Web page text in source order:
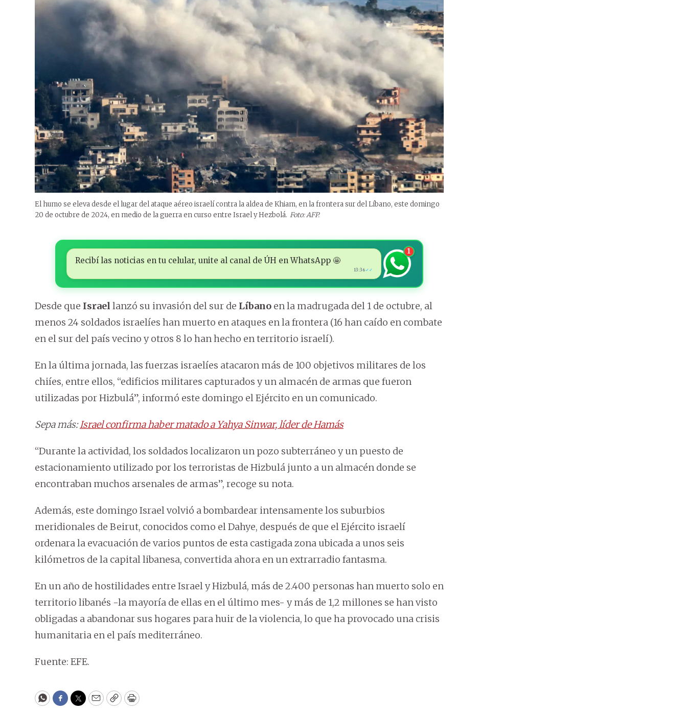
El humo se eleva desde el lugar del ataque aéreo israelí contra la aldea de Khiam, en la frontera sur del Líbano, este domingo
20 de octubre de 2024, en medio de la guerra en curso entre Israel y Hezbolá. Foto: AFP.
Recibí las noticias en tu celular, unite al canal de ÚH en WhatsApp 🤩
13:36 ✓✓
1
Desde que Israel lanzó su invasión del sur de Líbano en la madrugada del 1 de octubre, al
menos 24 soldados israelíes han muerto en ataques en la frontera (16 han caído en combate
en el sur del país vecino y otros 8 lo han hecho en territorio israelí).
En la última jornada, las fuerzas israelíes atacaron más de 100 objetivos militares de los
chiíes, entre ellos, “edificios militares capturados y un almacén de armas que fueron
utilizadas por Hizbulá”, informó este domingo el Ejército en un comunicado.
Sepa más:Israel confirma haber matado a Yahya Sinwar, líder de Hamás
“Durante la actividad, los soldados localizaron un pozo subterráneo y un puesto de
estacionamiento utilizado por los terroristas de Hizbulá junto a un almacén donde se
encontraban muchos arsenales de armas”, recoge su nota.
Además, este domingo Israel volvió a bombardear intensamente los suburbios
meridionales de Beirut, conocidos como el Dahye, después de que el Ejército israelí
ordenara la evacuación de varios puntos de esta castigada zona ubicada a unos seis
kilómetros de la capital libanesa, convertida ahora en un extrarradio fantasma.
En un año de hostilidades entre Israel y Hizbulá, más de 2.400 personas han muerto solo en
territorio libanés -la mayoría de ellas en el último mes- y más de 1,2 millones se han visto
obligadas a abandonar sus hogares para huir de la violencia, lo que ha provocado una crisis
humanitaria en el país mediterráneo.
Fuente: EFE.
WhatsApp
Facebook
Twitter
EmailCopyPrint